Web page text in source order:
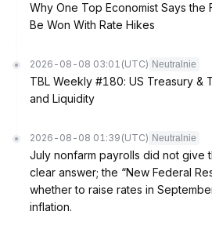
Why One Top Economist Says the
Be Won With Rate Hikes
2026-08-08 03:01 (UTC) Neutralnie
TBL Weekly #180: US Treasury &
and Liquidity
2026-08-08 01:39 (UTC) Neutralnie
July nonfarm payrolls did not give
clear answer; the “New Federal
whether to raise rates in
inflation.